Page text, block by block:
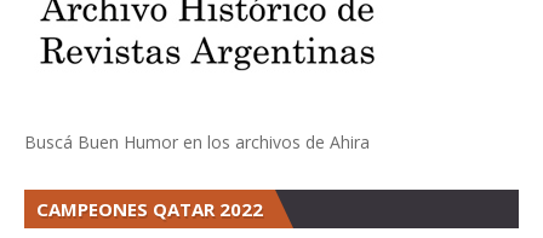
Buscá Buen Humor en los archivos de Ahira
CAMPEONES QATAR 2022